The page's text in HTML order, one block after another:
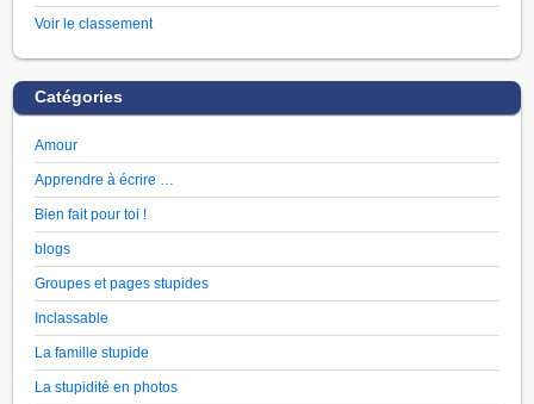
Voir le classement
Catégories
Amour
Apprendre à écrire …
Bien fait pour toi !
blogs
Groupes et pages stupides
Inclassable
La famille stupide
La stupidité en photos